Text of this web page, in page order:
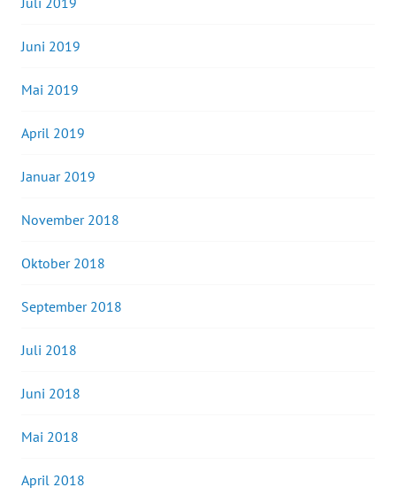
Juni 2019
Mai 2019
April 2019
Januar 2019
November 2018
Oktober 2018
September 2018
Juli 2018
Juni 2018
Mai 2018
April 2018